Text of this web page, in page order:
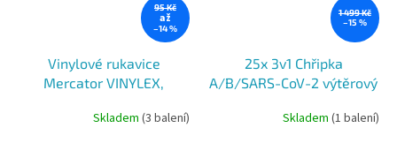
95 Kč
až
–14 %
Vinylové rukavice
Mercator VINYLEX,
Skladem(3 balení)
1 499 Kč
–15 %
25x 3v1 Chřipka
A/B/SARS-CoV-2 výtěrový
Skladem(1 balení)